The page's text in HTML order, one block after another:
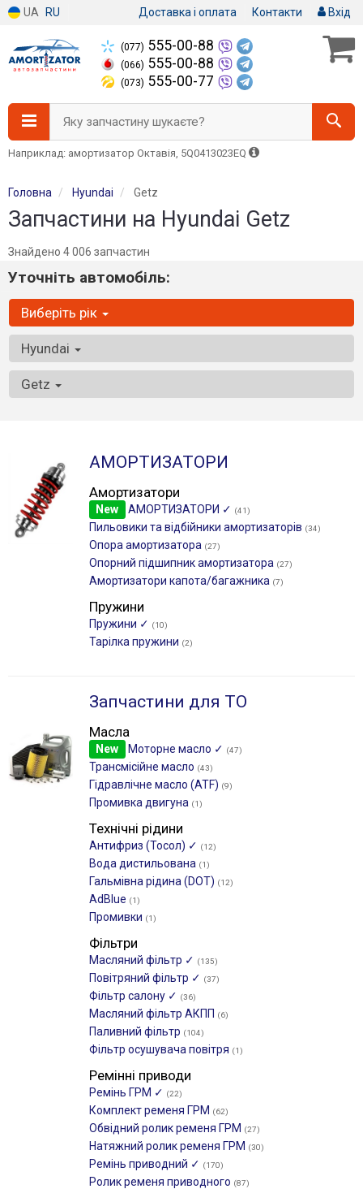
UA RU Доставка і оплата Контакти Вхід
(077) 555-00-88
(066) 555-00-88
(073) 555-00-77
Яку запчастину шукаєте?
Наприклад: амортизатор Октавія, 5Q0413023EQ
Головна Hyundai Getz
Запчастини на Hyundai Getz
Знайдено 4 006 запчастин
Уточніть автомобіль:
Виберіть рік
Hyundai
Getz
АМОРТИЗАТОРИ
Амортизатори
New АМОРТИЗАТОРИ ✓ (41)
Пильовики та відбійники амортизаторів (34)
Опора амортизатора (27)
Опорний підшипник амортизатора (27)
Амортизатори капота/багажника (7)
Пружини
Пружини ✓ (10)
Тарілка пружини (2)
Запчастини для ТО
Масла
New Моторне масло ✓ (47)
Трансмісійне масло (43)
Гідравлічне масло (ATF) (9)
Промивка двигуна (1)
Технічні рідини
Антифриз (Тосол) ✓ (12)
Вода дистильована (1)
Гальмівна рідина (DOT) (12)
AdBlue (1)
Промивки (1)
Фільтри
Масляний фільтр ✓ (135)
Повітряний фільтр ✓ (37)
Фільтр салону ✓ (36)
Масляний фільтр АКПП (6)
Паливний фільтр (104)
Фільтр осушувача повітря (1)
Ремінні приводи
Ремінь ГРМ ✓ (22)
Комплект ременя ГРМ (62)
Обвідний ролик ременя ГРМ (27)
Натяжний ролик ременя ГРМ (30)
Ремінь приводний ✓ (170)
Ролик ременя приводного (87)